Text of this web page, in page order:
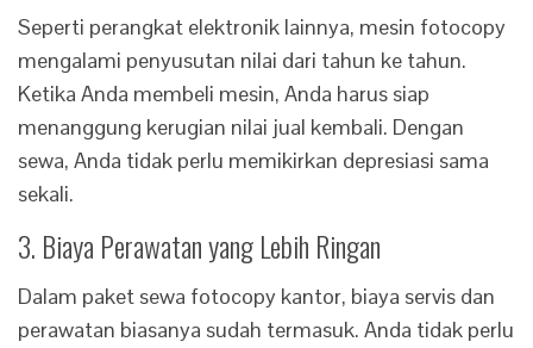
Seperti perangkat elektronik lainnya, mesin fotocopy
mengalami penyusutan nilai dari tahun ke tahun.
Ketika Anda membeli mesin, Anda harus siap
menanggung kerugian nilai jual kembali. Dengan
sewa, Anda tidak perlu memikirkan depresiasi sama
sekali.
3. Biaya Perawatan yang Lebih Ringan
Dalam paket sewa fotocopy kantor, biaya servis dan
perawatan biasanya sudah termasuk. Anda tidak perlu